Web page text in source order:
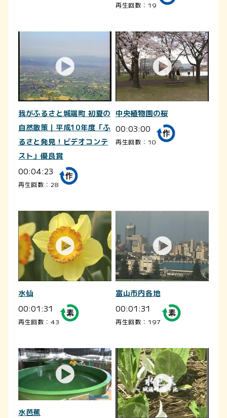
再生回数：19
我がふるさと城端町 初夏の
自然散策｜平成10年度「ふ
るさと発見！ビデオコンテ
スト」優良賞
00:04:23
再生回数：28
中央植物園の桜
00:03:00
再生回数：10
水仙
00:01:31
再生回数：43
富山市内各地
00:01:31
再生回数：197
水芭蕉